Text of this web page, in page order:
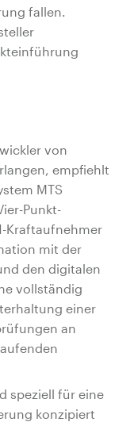
fallen.
von
empfiehlt
MTS
Punkt-
Kraftaufnehmer
mit der
den digitalen
vollständig
einer
an
speziell für eine
konzipiert